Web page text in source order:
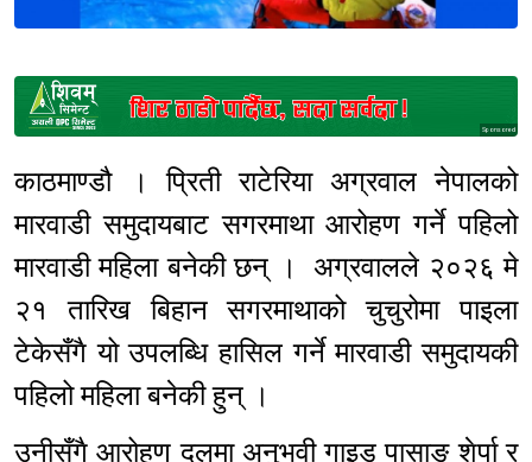
Sponsored
काठमाण्डौ । प्रिती राटेरिया अग्रवाल नेपालको
मारवाडी समुदायबाट सगरमाथा आरोहण गर्ने पहिलो
मारवाडी महिला बनेकी छन् । अग्रवालले २०२६ मे
२१ तारिख बिहान सगरमाथाको चुचुरोमा पाइला
टेकेसँगै यो उपलब्धि हासिल गर्ने मारवाडी समुदायकी
पहिलो महिला बनेकी हुन् ।
उनीसँगै आरोहण दलमा अनुभवी गाइड पासाङ शेर्पा र